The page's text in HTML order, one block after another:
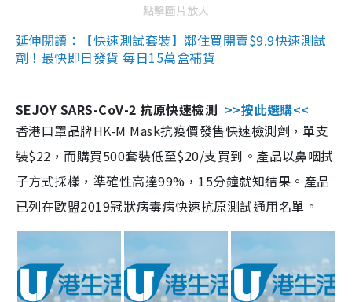
點擊圖片放大
延伸閱讀：【快速測試套裝】鄰住買開賣$9.9快速測試
劑！最快即日發貨 每日15萬盒補貨
SEJOY SARS-CoV-2 抗原快速檢測 >>按此選購<<
香港口罩品牌HK-M Mask抗疫價發售快速檢測劑，單支
裝$22，而購買500套裝低至$20/支買到。產品以鼻咽拭
子方式採樣，準確性高達99%，15分鐘就知結果。產品
已列在歐盟2019冠狀病毒病快速抗原測試通用名單。